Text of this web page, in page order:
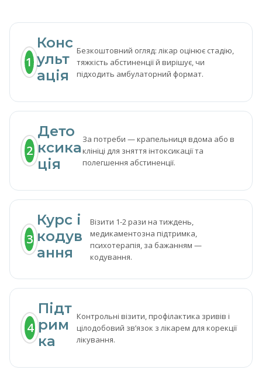
1
Конс
ульт
ація
Безкоштовний огляд: лікар оцінює стадію,
тяжкість абстиненції й вирішує, чи
підходить амбулаторний формат.
2
Дето
ксика
ція
За потреби — крапельниця вдома або в
клініці для зняття інтоксикації та
полегшення абстиненції.
3
Курс і
кодув
ання
Візити 1-2 рази на тиждень,
медикаментозна підтримка,
психотерапія, за бажанням —
кодування.
4
Підт
рим
ка
Контрольні візити, профілактика зривів і
цілодобовий звʼязок з лікарем для корекції
лікування.